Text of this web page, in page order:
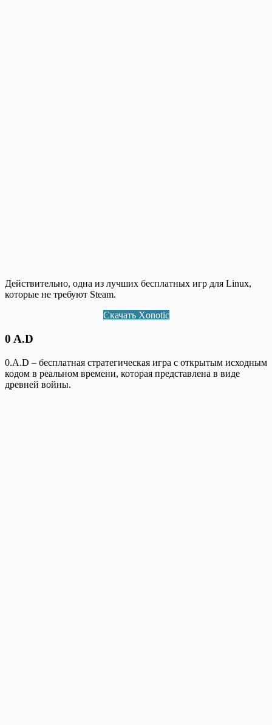
Действительно, одна из лучших бесплатных игр для Linux,
которые не требуют Steam.
Скачать Xonotic
0 A.D
0.A.D – бесплатная стратегическая игра с открытым исходным
кодом в реальном времени, которая представлена в виде
древней войны.